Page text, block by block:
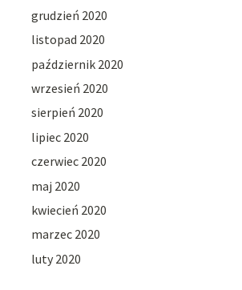
grudzień 2020
listopad 2020
październik 2020
wrzesień 2020
sierpień 2020
lipiec 2020
czerwiec 2020
maj 2020
kwiecień 2020
marzec 2020
luty 2020